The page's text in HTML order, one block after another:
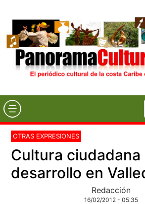
OTRAS EXPRESIONES
Cultura ciudadana
desarrollo en
Redacción
16/02/2012 - 05:35